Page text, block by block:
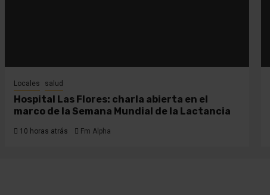
Locales salud
Hospital Las Flores: charla abierta en el
marco de la Semana Mundial de la Lactancia
10 horas atrás Fm Alpha